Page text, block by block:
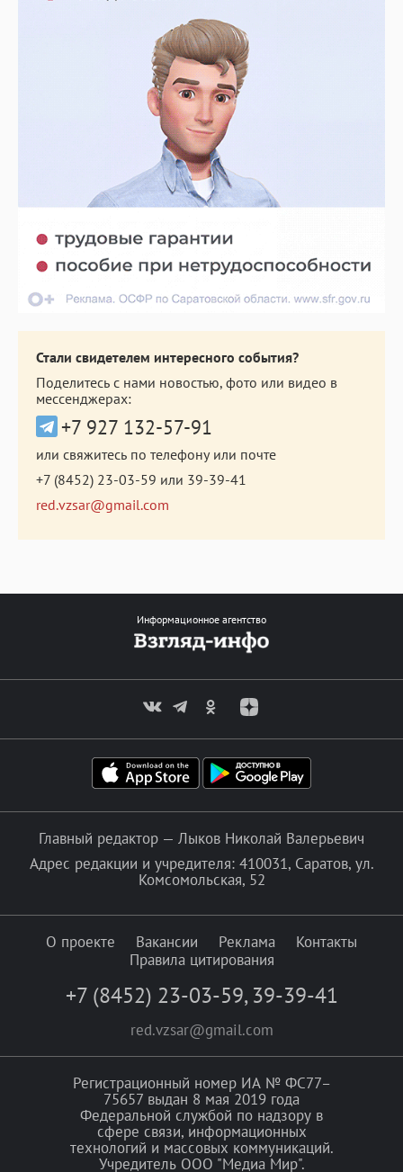
Стали свидетелем интересного события?
Поделитесь с нами новостью, фото или видео в
мессенджерах:
+7 927 132-57-91
или свяжитесь по телефону или почте
+7 (8452) 23-03-59 или 39-39-41
red.vzsar@gmail.com
Информационное агентство
Главный редактор — Лыков Николай Валерьевич
Адрес редакции и учредителя: 410031, Саратов, ул.
Комсомольская, 52
О проекте Вакансии Реклама
Контакты
Правила цитирования
+7 (8452) 23-03-59, 39-39-41
red.vzsar@gmail.com
Регистрационный номер ИА № ФС77–
75657 выдан 8 мая 2019 года
Федеральной службой по надзору в
сфере связи, информационных
технологий и массовых коммуникаций.
Учредитель ООО "Медиа Мир".